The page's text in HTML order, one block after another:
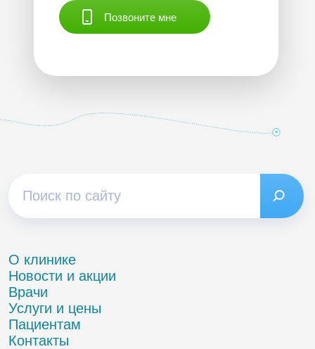
Позвоните мне
О клинике
Новости и акции
Врачи
Услуги и цены
Пациентам
Контакты